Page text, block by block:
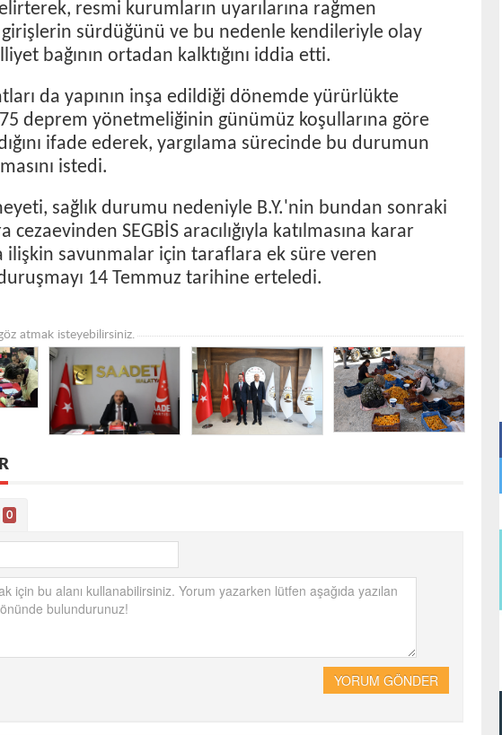
resmi kurumların uyarılarına rağmen
sürdüğünü ve bu nedenle kendileriyle olay
bağının ortadan kalktığını iddia etti.
da yapının inşa edildiği dönemde yürürlükte
deprem yönetmeliğinin günümüz koşullarına göre
ifade ederek, yargılama sürecinde bu durumun
istedi.
sağlık durumu nedeniyle B.Y.'nin bundan sonraki
SEGBİS aracılığıyla katılmasına karar
ilişkin savunmalar için taraflara ek süre veren
14 Temmuz tarihine erteledi.
atmak isteyebilirsiniz.
0
YORUM GÖNDER